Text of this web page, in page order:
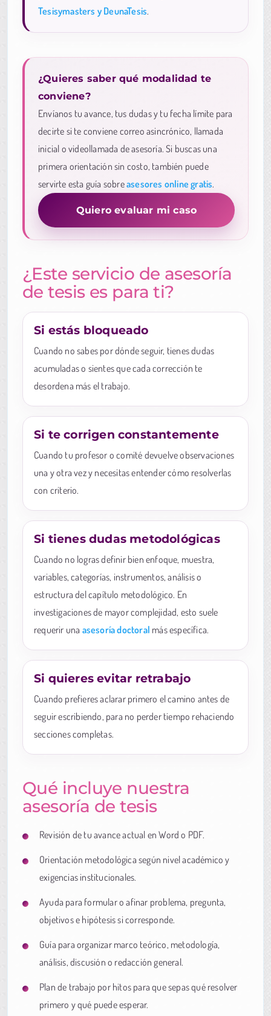
Tesisymasters y DeunaTesis.
¿Quieres saber qué modalidad te
conviene?
Envíanos tu avance, tus dudas y tu fecha límite para
decirte si te conviene correo asincrónico, llamada
inicial o videollamada de asesoría. Si buscas una
primera orientación sin costo, también puede
servirte esta guía sobreasesores online gratis.
Quiero evaluar mi caso
¿Este servicio de asesoría
de tesis es para ti?
Si estás bloqueado
Cuando no sabes por dónde seguir, tienes dudas
acumuladas o sientes que cada corrección te
desordena más el trabajo.
Si te corrigen constantemente
Cuando tu profesor o comité devuelve observaciones
una y otra vez y necesitas entender cómo resolverlas
con criterio.
Si tienes dudas metodológicas
Cuando no logras definir bien enfoque, muestra,
variables, categorías, instrumentos, análisis o
estructura del capítulo metodológico. En
investigaciones de mayor complejidad, esto suele
requerir una asesoría doctoral más específica.
Si quieres evitar retrabajo
Cuando prefieres aclarar primero el camino antes de
seguir escribiendo, para no perder tiempo rehaciendo
secciones completas.
Qué incluye nuestra
asesoría de tesis
Revisión de tu avance actual en Word o PDF.
Orientación metodológica según nivel académico y
exigencias institucionales.
Ayuda para formular o afinar problema, pregunta,
objetivos e hipótesis si corresponde.
Guía para organizar marco teórico, metodología,
análisis, discusión o redacción general.
Plan de trabajo por hitos para que sepas qué resolver
primero y qué puede esperar.